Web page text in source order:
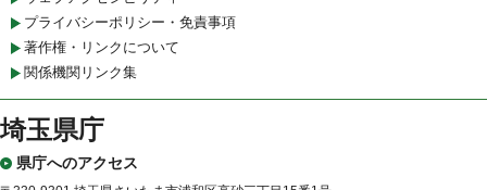
プライバシーポリシー・免責事項
著作権・リンクについて
関係機関リンク集
埼玉県庁
県庁へのアクセス